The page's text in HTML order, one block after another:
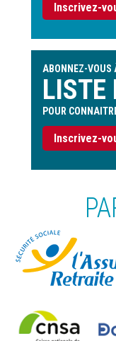
Inscrivez-
ABONNEZ-VOUS
LISTE
POUR
Inscrivez-